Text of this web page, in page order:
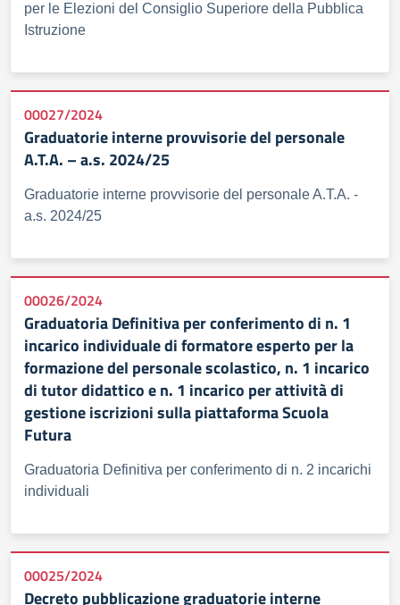
per le Elezioni del Consiglio Superiore della Pubblica
Istruzione
00027/2024
Graduatorie interne provvisorie del personale
A.T.A. – a.s. 2024/25
Graduatorie interne provvisorie del personale A.T.A. -
a.s. 2024/25
00026/2024
Graduatoria Definitiva per conferimento di n. 1
incarico individuale di formatore esperto per la
formazione del personale scolastico, n. 1 incarico
di tutor didattico e n. 1 incarico per attività di
gestione iscrizioni sulla piattaforma Scuola
Futura
Graduatoria Definitiva per conferimento di n. 2 incarichi
individuali
00025/2024
Decreto pubblicazione graduatorie interne